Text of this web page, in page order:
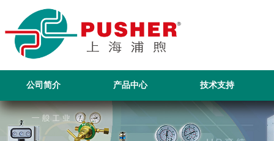
公司简介 产品中心 技术支持